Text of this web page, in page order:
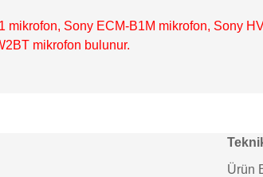
mikrofon, Sony ECM-B1M mikrofon, Sony
mikrofon bulunur.
Ürün